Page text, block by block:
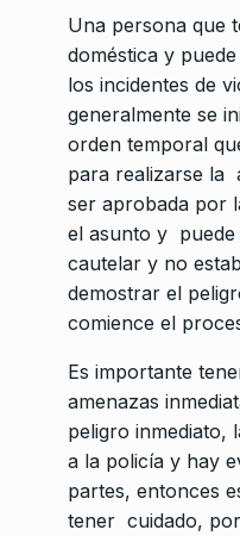
Una persona que
doméstica y
los incidentes de
generalmente se
orden temporal
para realizarse la
ser aprobada por
el asunto y puede
cautelar y no
demostrar el
comience el
Es importante
amenazas
peligro inmediato,
a la policía y hay
partes, entonces
tener cuidado,